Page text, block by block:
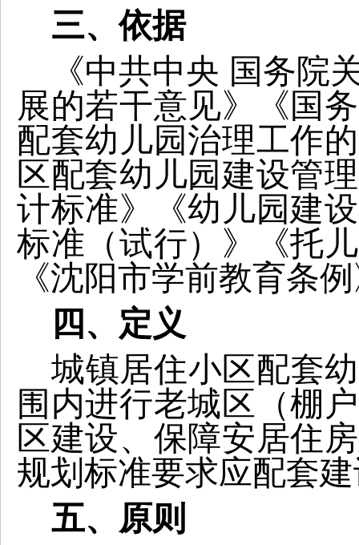
三、依据
《中共中央 国务院
展的若干意见》《国
配套幼儿园治理工作
区配套幼儿园建设管
计标准》《幼儿园建
标准（试行）》《托
《沈阳市学前教育条
四、定义
城镇居住小区配套
围内进行老城区（棚
区建设、保障安居住
规划标准要求应配套
五、原则